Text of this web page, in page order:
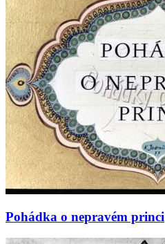
Pohádka o nepravém princi